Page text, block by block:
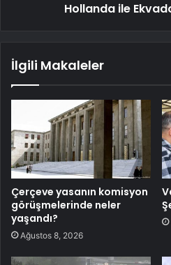
Hollanda ile
İlgili Makaleler
Çerçeve yasanın komisyon
görüşmelerinde neler
yaşandı?
Ağustos 8, 2026